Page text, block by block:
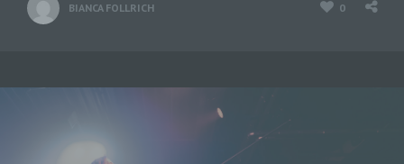
BIANCA FOLLRICH 0
datenschutzrechtlichem Charakter ist die:
Hauffstraße 10